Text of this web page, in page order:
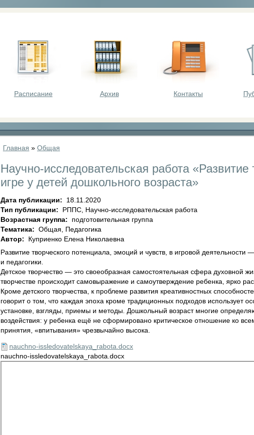
Расписание Архив Контакты
Главная » Общая
Научно-исследовательская работа
игре у детей дошкольного возраста»
Дата публикации:
18.11.2020
Тип публикации:
РППС, Научно-исследовательская работа
Возрастная группа:
подготовительная группа
Тематика: Общая, Педагогика
Автор:
Куприенко Елена Николаевна
Развитие творческого потенциала, эмоций и чувств, в игровой
и педагогики.
Детское творчество — это своеобразная самостоятельная сфера духовной
творчестве происходит самовыражение и самоутверждение ребенка, ярко
Кроме детского творчества, к проблеме развития креативностных
говорит о том, что каждая эпоха кроме традиционных подходов использует
установке, взгляды, приемы и методы. Дошкольный возраст многие
воздействия: у ребенка ещё не сформировано критическое отношение ко
принятия, «впитывания» чрезвычайно высока.
nauchno-issledovatelskaya_rabota.docx
nauchno-issledovatelskaya_rabota.docx